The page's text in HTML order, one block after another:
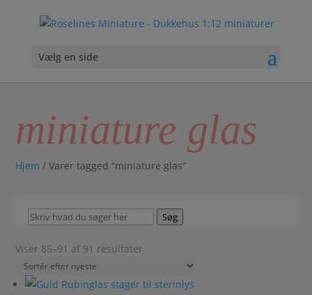
Vælg en side
miniature glas
Hjem / Varer tagged “miniature glas”
Skriv
du
søger
her
Søg
Viser 85–91 af 91 resultater
seneste